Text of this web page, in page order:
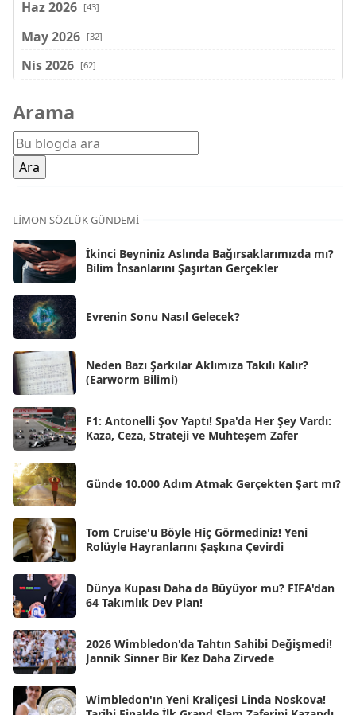
Haz 2026 [43]
May 2026 [32]
Nis 2026 [62]
Şub 2026
Oca 2026 [72]
Ara 2025
Kas 2025
Eki 2025
Eyl 2025 [56]
Ağu 2025
Tem 2025
Haz 2025
May 2025 [54]
Nis 2025 [56]
Mar 2025
Şub 2025
Oca 2025
Ara 2024 [25]
Kas 2024
Eki 2024 [46]
Eyl 2024
Ağu 2024 [10]
Tem 2024
Haz 2024 [30]
Arama
LIMON SÖZLÜK GÜNDEMI
İkinci Beyniniz Aslında Bağırsaklarımızda mı?
Bilim İnsanlarını Şaşırtan Gerçekler
Evrenin Sonu Nasıl Gelecek?
Neden Bazı Şarkılar Aklımıza Takılı Kalır?
(Earworm Bilimi)
F1: Antonelli Şov Yaptı! Spa'da Her Şey Vardı:
Kaza, Ceza, Strateji ve Muhteşem Zafer
Günde 10.000 Adım Atmak Gerçekten Şart mı?
Tom Cruise'u Böyle Hiç Görmediniz! Yeni
Rolüyle Hayranlarını Şaşkına Çevirdi
Dünya Kupası Daha da Büyüyor mu? FIFA'dan
64 Takımlık Dev Plan!
2026 Wimbledon'da Tahtın Sahibi Değişmedi!
Jannik Sinner Bir Kez Daha Zirvede
Wimbledon'ın Yeni Kraliçesi Linda Noskova!